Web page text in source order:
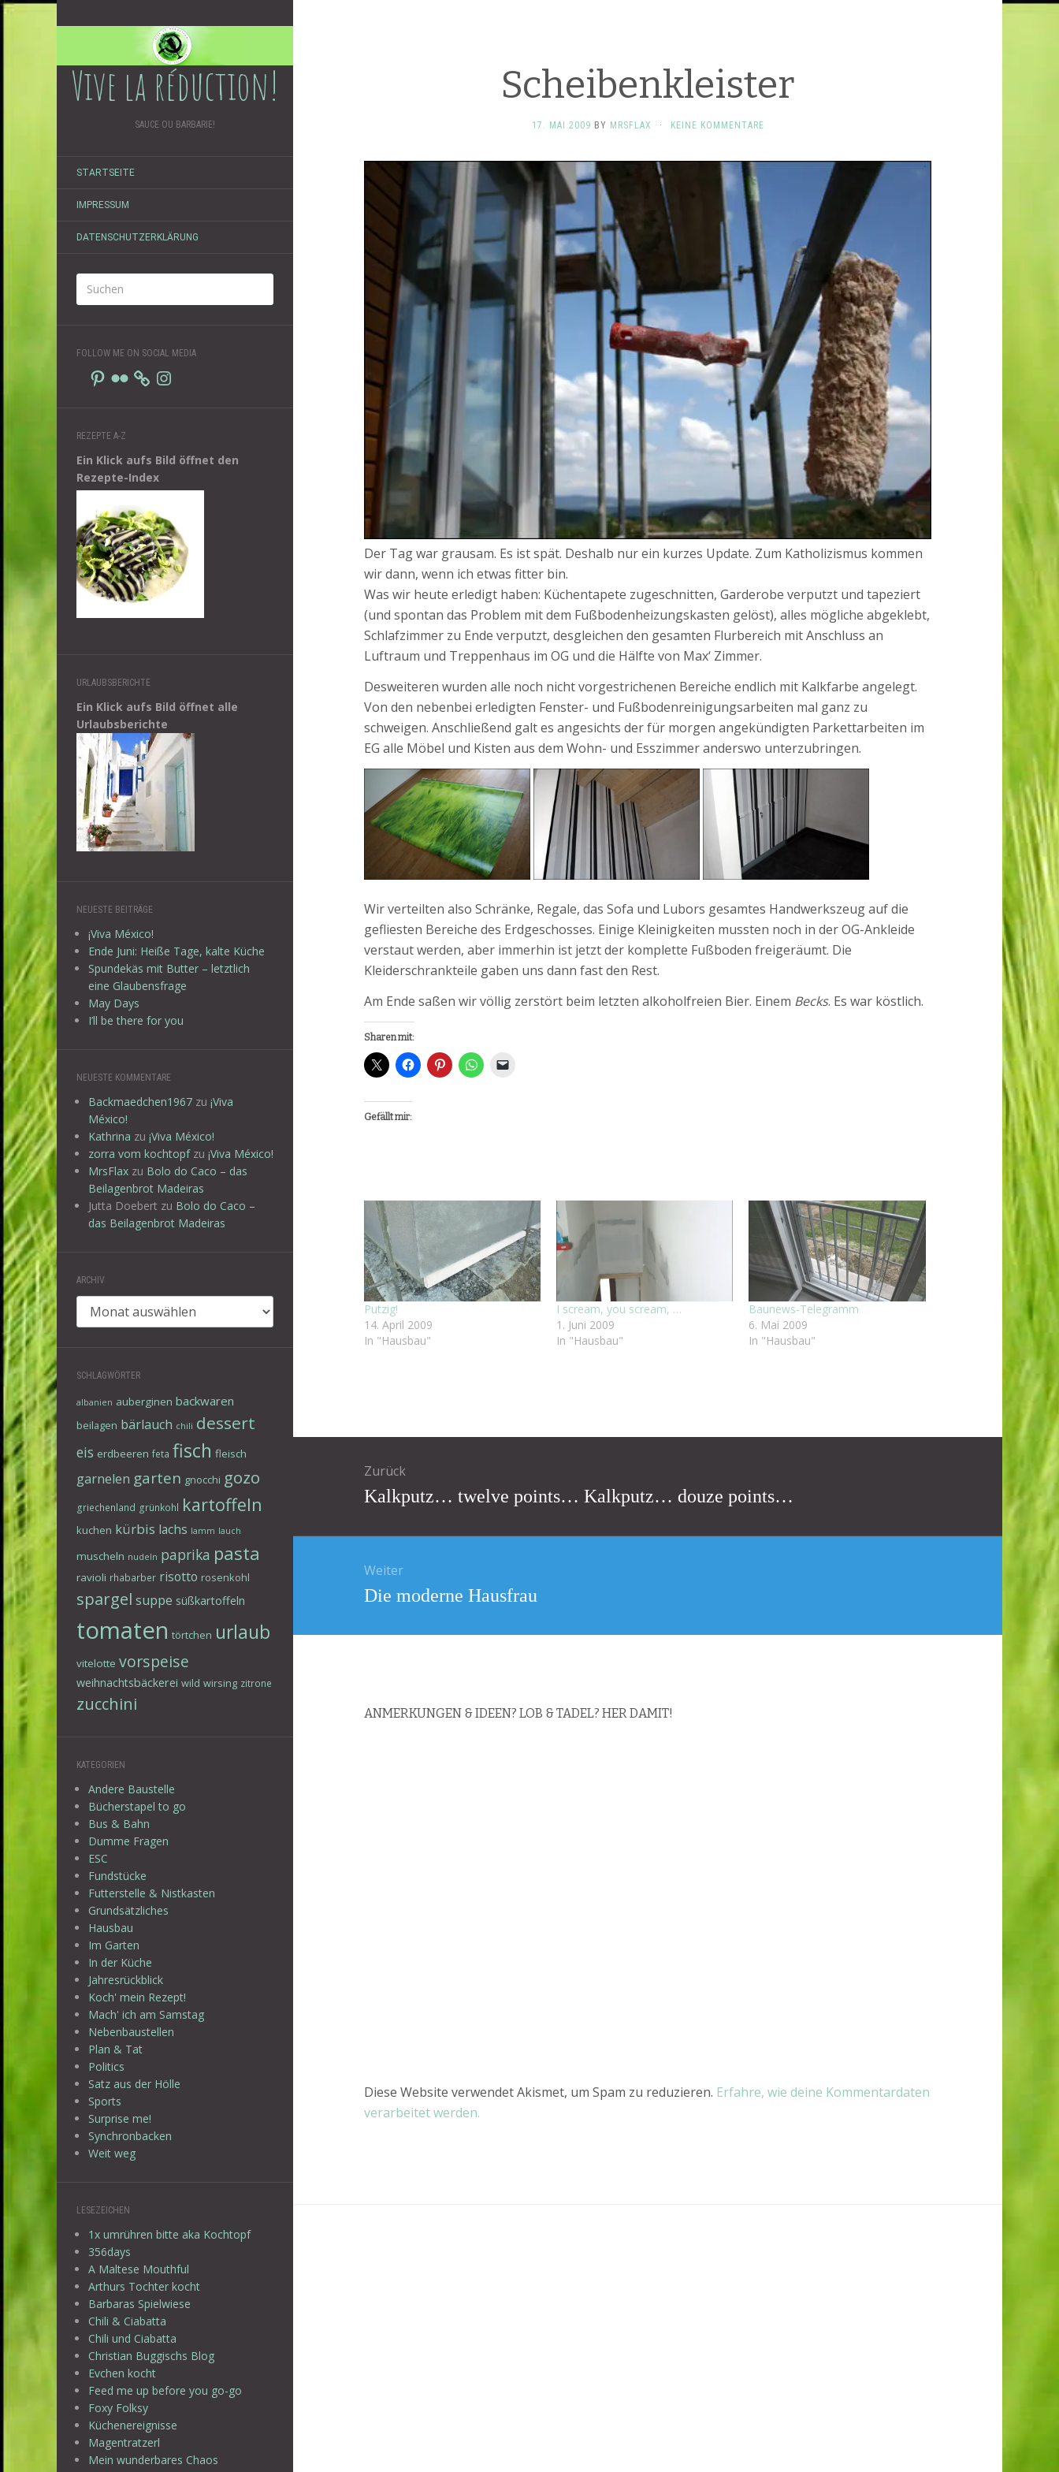
Vive la réduction!
SAUCE OU BARBARIE!
STARTSEITE
IMPRESSUM
DATENSCHUTZERKLÄRUNG
FOLLOW ME ON SOCIAL MEDIA
Pinterest
Flickr Instagram
REZEPTE A-Z
Ein Klick aufs Bild öffnet den
Rezepte-Index
URLAUBSBERICHTE
Ein Klick aufs Bild öffnet alle
Urlaubsberichte
NEUESTE BEITRÄGE
¡Viva México!
Ende Juni: Heiße Tage, kalte Küche
Spundekäs mit Butter – letztlich
eine Glaubensfrage
May Days
I’ll be there for you
NEUESTE KOMMENTARE
Backmaedchen1967 zu ¡Viva
México!
Kathrina zu ¡Viva México!
zorra vom kochtopfzu ¡Viva México!
MrsFlax zu Bolo do Caco – das
Beilagenbrot Madeiras
Jutta Doebert zu Bolo do Caco –
das Beilagenbrot Madeiras
ARCHIV
SCHLAGWÖRTER
albanien auberginen backwaren
beilagen bärlauch chili dessert
eis erdbeeren feta fisch fleisch
garnelen garten gnocchi gozo
griechenland grünkohl kartoffeln
kuchen kürbis lachs lamm lauch
muscheln nudeln paprika pasta
ravioli rhabarber risotto rosenkohl
spargel suppe süßkartoffeln
tomaten törtchen urlaub
vitelotte vorspeise
weihnachtsbäckerei wild wirsing zitrone
zucchini
KATEGORIEN
Andere Baustelle
Bücherstapel to go
Bus & Bahn
Dumme Fragen
ESC
Fundstücke
Futterstelle & Nistkasten
Grundsätzliches
Hausbau
Im Garten
In der Küche
Jahresrückblick
Koch' mein Rezept!
Mach' ich am Samstag
Nebenbaustellen
Plan & Tat
Politics
Satz aus der Hölle
Sports
Surprise me!
Synchronbacken
Weit weg
LESEZEICHEN
1x umrühren bitte aka Kochtopf
356days
A Maltese Mouthful
Arthurs Tochter kocht
Barbaras Spielwiese
Chili & Ciabatta
Chili und Ciabatta
Christian Buggischs Blog
Evchen kocht
Feed me up before you go-go
Foxy Folksy
Küchenereignisse
Magentratzerl
Mein wunderbares Chaos
Scheibenkleister
17. MAI 2009 BY MRSFLAX · KEINE KOMMENTARE
Der Tag war grausam. Es ist spät. Deshalb nur ein kurzes Update. Zum Katholizismus kommen
wir dann, wenn ich etwas fitter bin.
Was wir heute erledigt haben: Küchentapete zugeschnitten, Garderobe verputzt und tapeziert
(und spontan das Problem mit dem Fußbodenheizungskasten gelöst), alles mögliche abgeklebt,
Schlafzimmer zu Ende verputzt, desgleichen den gesamten Flurbereich mit Anschluss an
Luftraum und Treppenhaus im OG und die Hälfte von Max‘ Zimmer.
Desweiteren wurden alle noch nicht vorgestrichenen Bereiche endlich mit Kalkfarbe angelegt.
Von den nebenbei erledigten Fenster- und Fußbodenreinigungsarbeiten mal ganz zu
schweigen. Anschließend galt es angesichts der für morgen angekündigten Parkettarbeiten im
EG alle Möbel und Kisten aus dem Wohn- und Esszimmer anderswo unterzubringen.
Wir verteilten also Schränke, Regale, das Sofa und Lubors gesamtes Handwerkszeug auf die
gefliesten Bereiche des Erdgeschosses. Einige Kleinigkeiten mussten noch in der OG-Ankleide
verstaut werden, aber immerhin ist jetzt der komplette Fußboden freigeräumt. Die
Kleiderschrankteile gaben uns dann fast den Rest.
Am Ende saßen wir völlig zerstört beim letzten alkoholfreien Bier. Einem Becks. Es war köstlich.
Sharen mit:
Gefällt mir:
Putzig!
14. April 2009
In "Hausbau"
I scream, you scream, …
1. Juni 2009
In "Hausbau"
Baunews-Telegramm
6. Mai 2009
In "Hausbau"
Zurück
Vorheriger
Beitrag:
Kalkputz… twelve points… Kalkputz… douze points…
Weiter
Nächster
Die moderne Hausfrau
ANMERKUNGEN & IDEEN? LOB & TADEL? HER DAMIT!
Diese Website verwendet Akismet, um Spam zu reduzieren. Erfahre, wie deine Kommentardaten
verarbeitet werden.